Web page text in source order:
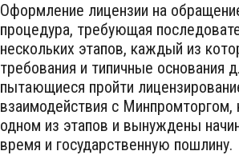
Оформление лицензии на
процедура, требующая
нескольких этапов, каждый из
требования и типичные основания
пытающиеся пройти
взаимодействия с Минпромторгом,
одном из этапов и вынуждены
время и государственную пошлину.